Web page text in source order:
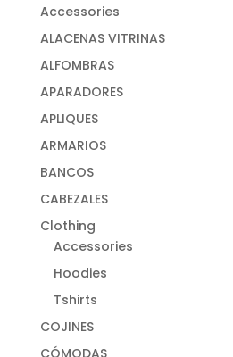
Accessories
ALACENAS VITRINAS
ALFOMBRAS
APARADORES
APLIQUES
ARMARIOS
BANCOS
CABEZALES
Clothing
Accessories
Hoodies
Tshirts
COJINES
CÓMODAS